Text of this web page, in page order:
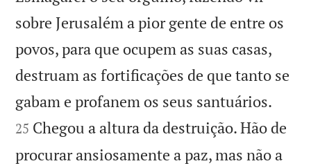
sobre Jerusalém a pior gente de entre os
povos, para que ocupem as suas casas,
destruam as fortificações de que tanto se
gabam e profanem os seus santuários.
25 Chegou a altura da destruição. Hão de
procurar ansiosamente a paz, mas não a